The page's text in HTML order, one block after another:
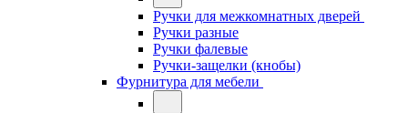
Ручки для межкомнатных дверей
Ручки разные
Ручки фалевые
Ручки-защелки (кнобы)
Фурнитура для мебели